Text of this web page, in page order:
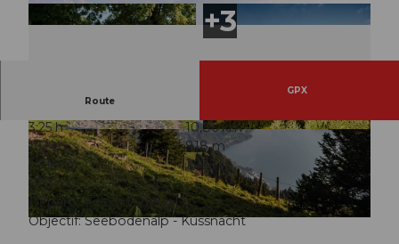
© RIGI BAHNEN AG, Alexandra Röösli | CC-BY
© RIGI BAHNEN AG, Schwyzer Wanderwege © BEAT BRECHBUEHL
info@beatbrechbuehl.
, RIGI BAHNEN AG |CC-BY-ND
Route
GPX
3:25 h
10,86 km
192 m
818 m
1.015 m
1.685 m
670 m
Départ: Rigi Scheidegg
Objectif: Seebodenalp - Küssnacht